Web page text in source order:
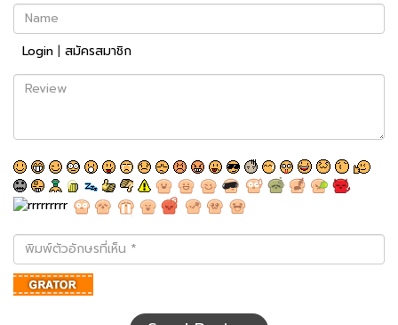
Name
Login | สมัครสมาชิก
Review
พิมพ์
ตัว
อักษร
ที่